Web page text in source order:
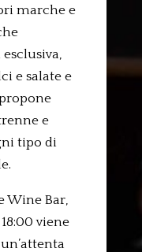
marche e
e salate e
e
tipo di
Wine Bar,
viene